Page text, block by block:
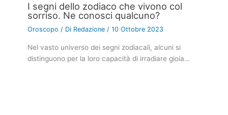
I segni dello zodiaco che vivono col
sorriso. Ne conosci qualcuno?
Oroscopo / Di Redazione/10 Ottobre 2023
Nel vasto universo dei segni zodiacali, alcuni si
distinguono per la loro capacità di irradiare gioia…